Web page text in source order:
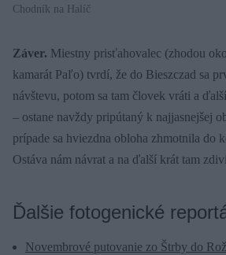
Chodník na Halíč
Záver. Miestny prisťahovalec (zhodou
kamarát Paľo) tvrdí, že do Bieszczad sa
návštevu, potom sa tam človek vráti a
– ostane navždy pripútaný k najjasnejšej
prípade sa hviezdna obloha zhmotnila do
Ostáva nám návrat a na ďalší krát tam
Ďalšie fotogenické
Novembrové putovanie zo Štrby do